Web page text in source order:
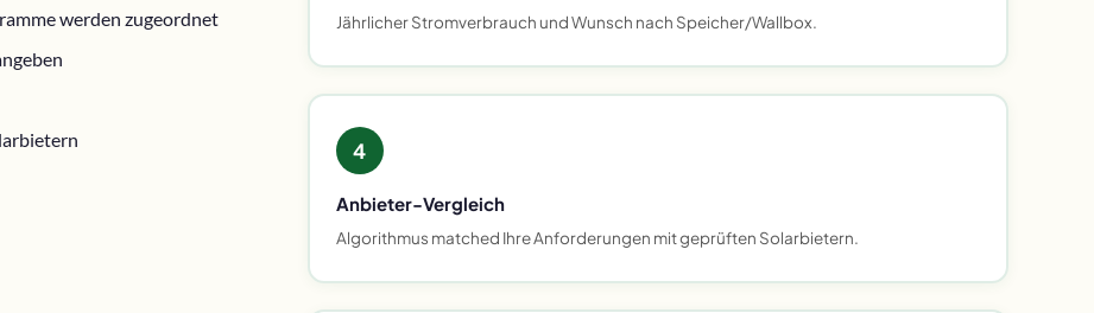
werden zugeordnet
Jährlicher Stromverbrauch und Wunsch nach Speicher/Wallbox.
4
Anbieter-Vergleich
Algorithmus matched Ihre Anforderungen mit geprüften Solarbietern.